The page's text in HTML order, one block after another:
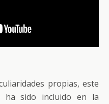
propias, este
ha sido incluido en la